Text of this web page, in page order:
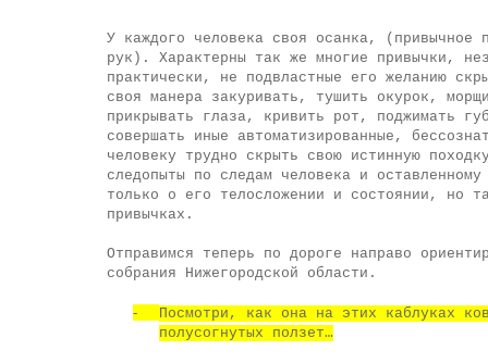
У каждого человека своя осанка, (привычное
рук). Характерны так же многие привычки,
практически, не подвластные его желанию
своя манера закуривать, тушить окурок,
прикрывать глаза, кривить рот, поджимать
совершать иные автоматизированные,
человеку трудно скрыть свою истинную
следопыты по следам человека и
только о его телосложении и состоянии, но
привычках.
Отправимся теперь по дороге направо
собрания Нижегородской области.
-
Посмотри, как она на этих каблуках
полусогнутых ползет…